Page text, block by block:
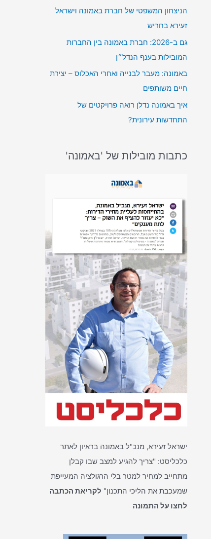
הניצחון המשפטי של חברת באמונה וישראל
זעירא בחריש
גם ב-2026: חברת באמונה בין החברות
המובילות בענף הנדל״ן
באמונה: מעבר לבנייה ואחרי האכלוס – יצירת
חיים משותפים
איך באמונה נדלן רואה פרויקטים של
התחדשות עירונית?
כתבות מובילות של 'באמונה'
ישראל זעירא, מנכ"ל באמונה בראיון לאתר
כלכליסט: "צריך להגיע למצב שבו קבלן
מתחייב למחיר למטר בלי הרגולציה המעייפת
שמעכבת את הליכי התכנון" לקריאת הכתבה
לחצו על התמונה